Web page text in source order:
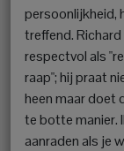
persoonlijkheid,
treffend.
respectvol als
raap"; hij praat
heen maar doet
te botte manier.
aanraden als je